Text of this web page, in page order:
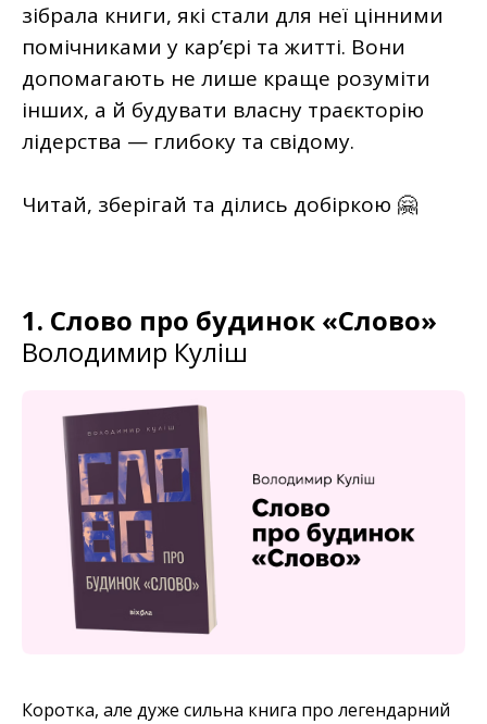
зібрала книги, які стали для неї цінними
помічниками у карʼєрі та житті. Вони
допомагають не лише краще розуміти
інших, а й будувати власну траєкторію
лідерства — глибоку та свідому.
Читай, зберігай та ділись добіркою 🤗
1. Слово про будинок «Слово»
Володимир Куліш
Коротка, але дуже сильна книга про легендарний